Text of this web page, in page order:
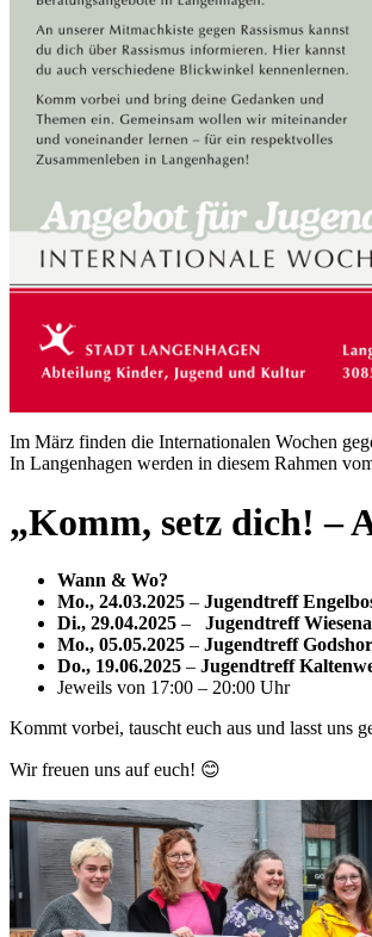
Im März finden die Internationalen Wochen
In Langenhagen werden in diesem Rahmen
„Komm, setz dich! –
Wann & Wo?
Mo., 24.03.2025 – Jugendtreff
Di., 29.04.2025 – Jugendtreff
Mo., 05.05.2025 – Jugendtreff
Do., 19.06.2025 – Jugendtreff
Jeweils von 17:00 – 20:00 Uhr
Kommt vorbei, tauscht euch aus und lasst uns
Wir freuen uns auf euch! 😊